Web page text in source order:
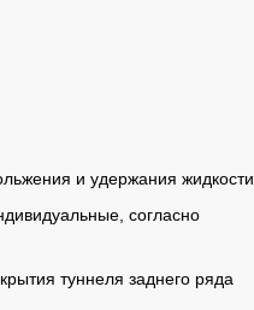
и удержания жидкости
согласно
туннеля заднего ряда